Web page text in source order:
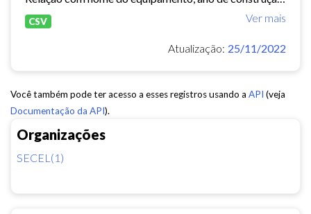
Organizações
SECEL(1)
Ver mais
CSV
Atualização: 25/11/2022
Você também pode ter acesso a esses registros usando a API (veja
Documentação da API).